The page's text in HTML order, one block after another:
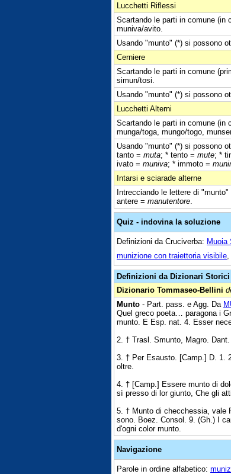
Lucchetti Riflessi
Scartando le parti in comune (in
muniva/avito.
Usando "munto" (*) si possono
Cerniere
Scartando le parti in comune
simun/tosi.
Usando "munto" (*) si possono
Lucchetti Alterni
Scartando le parti in comune (in
munga/toga, mungo/togo,
Usando "munto" (*) si possono
tanto = muta; * tento = mute; *
ivato = muniva; * immoto =
Intarsi e sciarade alterne
Intrecciando le lettere di
antere = manutentore
Quiz - indovina la soluzione
Definizioni da Cruciverba: Muoia
munizione con traiettoria visibile
Definizioni da Dizionari Storici
Dizionario Tommaseo-Bellini
Munto - Part. pass. e Agg. Da
Quel greco poeta… paragona i
munto. E Esp. nat. 4. Esser
2. † Trasl. Smunto, Magro.
3. † Per Esausto. [Camp.] D. 1.
oltre.
4. † [Camp.] Essere munto di
sì presso di lor giunto, Che gli
5. † Munto di checchessia, vale
sono. Boez. Consol. 9. (Gh.) I
d'ogni color munto.
Navigazione
Parole in ordine alfabetico: